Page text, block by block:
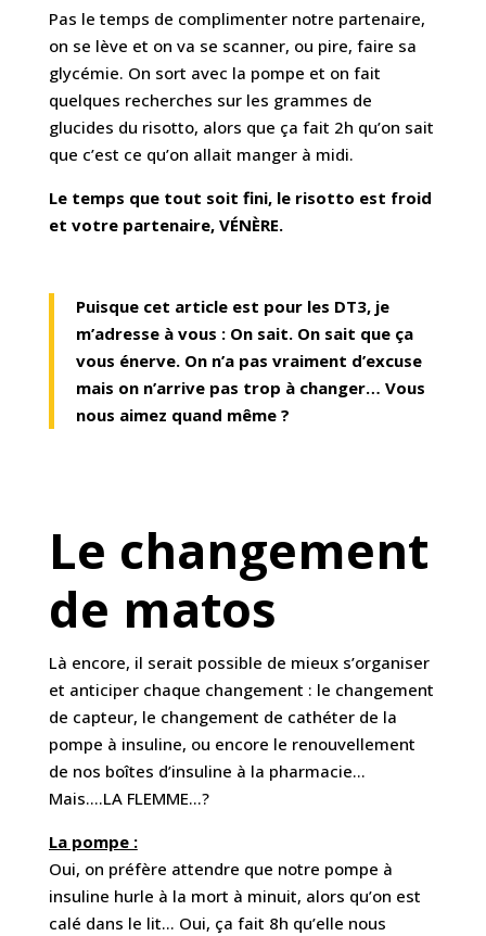
Pas le temps de complimenter notre partenaire,
on se lève et on va se scanner, ou pire, faire sa
glycémie. On sort avec la pompe et on fait
quelques recherches sur les grammes de
glucides du risotto, alors que ça fait 2h qu’on sait
que c’est ce qu’on allait manger à midi.
Le temps que tout soit fini, le risotto est froid
et votre partenaire, VÉNÈRE.
Puisque cet article est pour les DT3, je
m’adresse à vous : On sait. On sait que ça
vous énerve. On n’a pas vraiment d’excuse
mais on n’arrive pas trop à changer… Vous
nous aimez quand même ?
Le changement
de matos
Là encore, il serait possible de mieux s’organiser
et anticiper chaque changement : le changement
de capteur, le changement de cathéter de la
pompe à insuline, ou encore le renouvellement
de nos boîtes d’insuline à la pharmacie…
Mais….LA FLEMME…?
La pompe :
Oui, on préfère attendre que notre pompe à
insuline hurle à la mort à minuit, alors qu’on est
calé dans le lit… Oui, ça fait 8h qu’elle nous